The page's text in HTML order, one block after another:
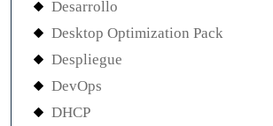
Desarrollo
Desktop Optimization Pack
Despliegue
DevOps
DHCP